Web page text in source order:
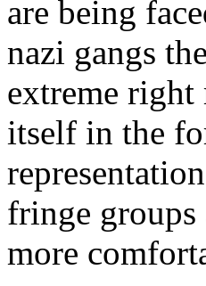
are being
nazi gangs
extreme right
itself in the
fringe groups
more